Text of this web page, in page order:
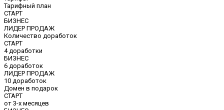
Тарифный план
СТАРТ
БИЗНЕС
ЛИДЕР ПРОДАЖ
Количество доработок
СТАРТ
4 доработки
БИЗНЕС
6 доработок
ЛИДЕР ПРОДАЖ
10 доработок
Домен в подарок
СТАРТ
от 3-х месяцев